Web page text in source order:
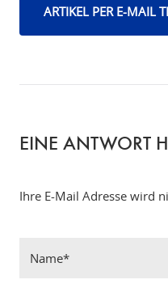
ARTIKEL PER E-MAIL
EINE ANTWORT
Ihre E-Mail Adresse wird